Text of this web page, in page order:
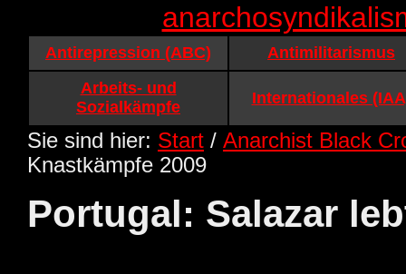
Antirepression (ABC)
Antimilitarismus
Arbeits- und
Sozialkämpfe
Internationales
Sie sind hier: Start / Anarchist Black
Knastkämpfe 2009
Portugal: Salazar